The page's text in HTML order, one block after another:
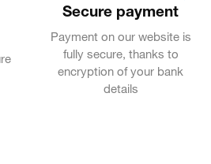
Secure payment
Payment on our website is
fully secure, thanks to
encryption of your bank
details